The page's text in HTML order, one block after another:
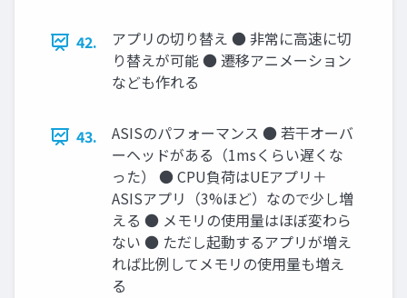
42.
アプリの切り替え ● 非常に高速に切
り替えが可能 ● 遷移アニメーション
なども作れる
43.
ASISのパフォーマンス ● 若干オーバ
ーヘッドがある（1msくらい遅くな
った） ● CPU負荷はUEアプリ＋
ASISアプリ（3%ほど）なので少し増
える ● メモリの使用量はほぼ変わら
ない ● ただし起動するアプリが増え
れば比例してメモリの使用量も増え
る